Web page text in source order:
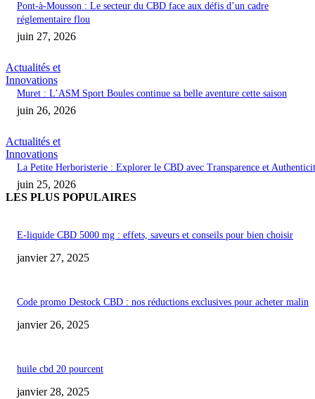
Pont-à-Mousson : Le secteur du CBD face aux défis d’un cadre
réglementaire flou
juin 27, 2026
Actualités et
Innovations
Muret : L’ASM Sport Boules continue sa belle aventure cette saison
juin 26, 2026
Actualités et
Innovations
La Petite Herboristerie : Explorer le CBD avec Transparence et
juin 25, 2026
LES PLUS POPULAIRES
E-liquide CBD 5000 mg : effets, saveurs et conseils pour bien choisir
janvier 27, 2025
Code promo Destock CBD : nos réductions exclusives pour acheter malin
janvier 26, 2025
huile cbd 20 pourcent
janvier 28, 2025